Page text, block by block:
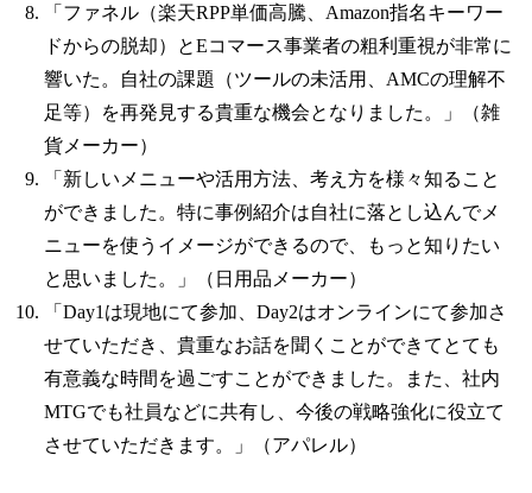
「ファネル（楽天RPP単価高騰、Amazon指名キーワー
ドからの脱却）とEコマース事業者の粗利重視が非常に
響いた。自社の課題（ツールの未活用、AMCの理解不
足等）を再発見する貴重な機会となりました。」（雑
貨メーカー）
「新しいメニューや活用方法、考え方を様々知ること
ができました。特に事例紹介は自社に落とし込んでメ
ニューを使うイメージができるので、もっと知りたい
と思いました。」（日用品メーカー）
「Day1は現地にて参加、Day2はオンラインにて参加さ
せていただき、貴重なお話を聞くことができてとても
有意義な時間を過ごすことができました。また、社内
MTGでも社員などに共有し、今後の戦略強化に役立て
させていただきます。」（アパレル）